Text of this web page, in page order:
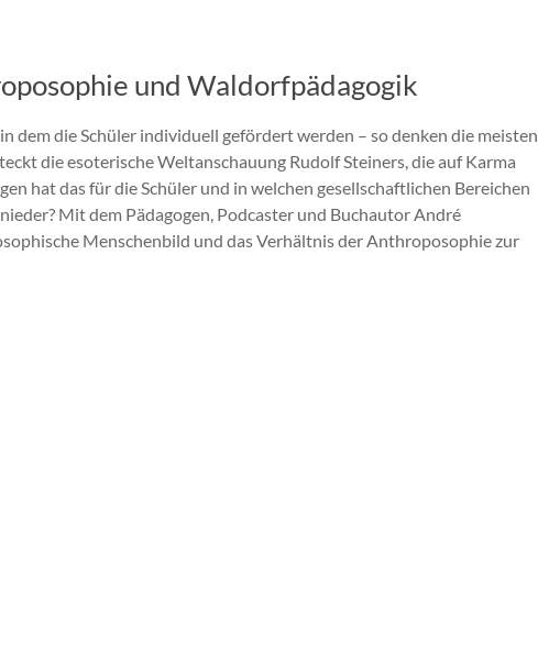
und Waldorfpädagogik
dem die Schüler individuell gefördert werden – so denken die meisten
die esoterische Weltanschauung Rudolf Steiners, die auf Karma
hat das für die Schüler und in welchen gesellschaftlichen Bereichen
Mit dem Pädagogen, Podcaster und Buchautor André
Menschenbild und das Verhältnis der Anthroposophie zur